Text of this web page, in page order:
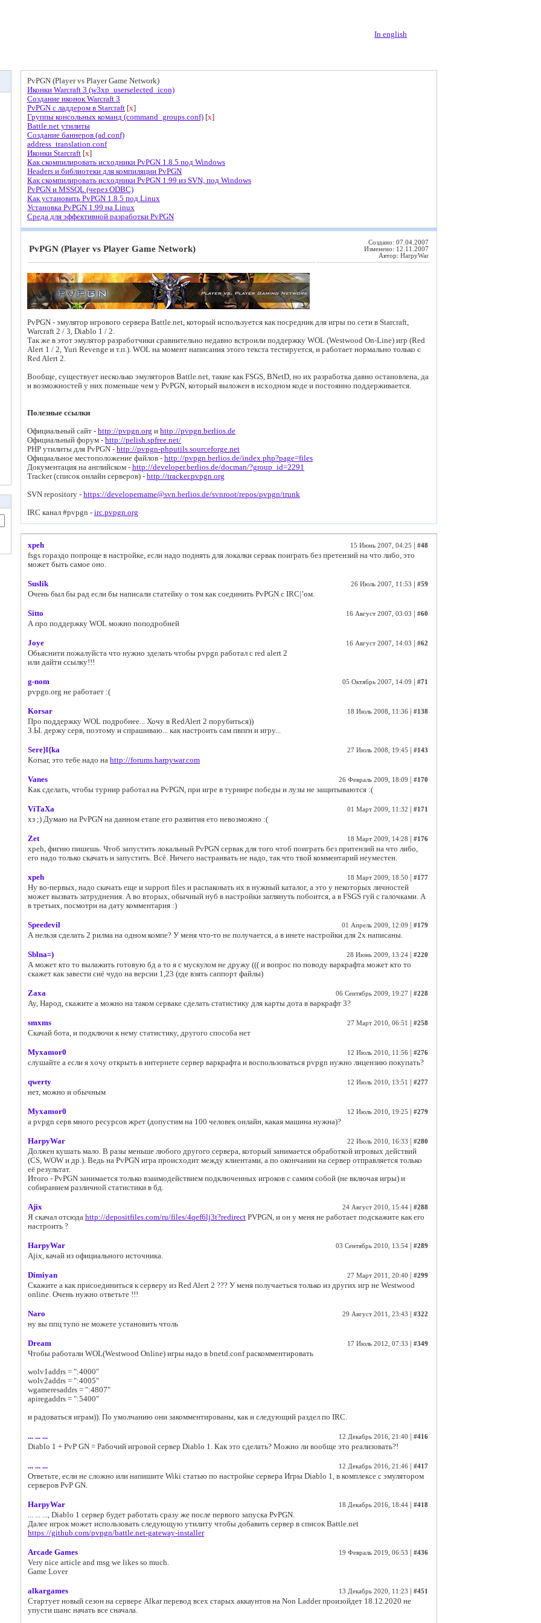
In english
PvPGN (Player vs Player Game Network)
Иконки Warcraft 3 (w3xp_userselected_icon)
Создание иконок Warcraft 3
PvPGN c ладдером в Starcraft [x]
Группы консольных команд (command_groups.conf) [x]
Battle.net утилиты
Создание баннеров (ad.conf)
address_translation.conf
Иконки Starcraft [x]
Как скомпилировать исходники PvPGN 1.8.5 под Windows
Headers и библиотеки для компиляции PvPGN
Как скомпилировать исходники PvPGN 1.99 из SVN, под Windows
PvPGN и MSSQL (через ODBC)
Как установить PvPGN 1.8.5 под Linux
Установка PvPGN 1.99 на Linux
Среда для эффективной разработки PvPGN
PvPGN (Player vs Player Game Network)
Создано: 07.04.2007
Изменено: 12.11.2007
Автор: HarpyWar
PvPGN - эмулятор игрового сервера Battle.net, который используется как посредник для игры по сети в Starcraft,
Warcraft 2 / 3, Diablo 1 / 2.
Так же в этот эмулятор разработчики сравнительно недавно встроили поддержку WOL (Westwood On-Line) игр (Red
Alert 1 / 2, Yuri Revenge и т.п.). WOL на момент написания этого текста тестируется, и работает нормально только с
Red Alert 2.
Вообще, существует несколько эмуляторов Battle.net, такие как FSGS, BNetD, но их разработка давно остановлена, да
и возможностей у них поменьше чем у PvPGN, который выложен в исходном коде и постоянно поддерживается.
Полезные ссылки
Официальный сайт - http://pvpgn.org и http://pvpgn.berlios.de
Официальный форум - http://pelish.spfree.net/
PHP утилиты для PvPGN - http://pvpgn-phputils.sourceforge.net
Официальное местоположение файлов - http://pvpgn.berlios.de/index.php?page=files
Документация на английском - http://developer.berlios.de/docman/?group_id=2291
Tracker (список онлайн серверов) - http://tracker.pvpgn.org
SVN repository - https://developername@svn.berlios.de/svnroot/repos/pvpgn/trunk
IRC канал #pvpgn - irc.pvpgn.org
xpeh 15 Июнь 2007, 04:25 #48
fsgs гораздо попроще в настройке, если надо поднять для локалки сервак поиграть без претензий на что либо, это
может быть самое оно.
Suslik 26 Июль 2007, 11:53 #59
Очень был бы рад если бы написали статейку о том как соединить PvPGN с IRC|’ом.
Sitto 16 Август 2007, 03:03 #60
А про поддержку WOL можно поподробней
Joye 16 Август 2007, 14:03 #62
Обьяснити пожалуйста что нужно зделать чтобы pvpgn работал с red alert 2
или дайти ссылку!!!
g-nom 05 Октябрь 2007, 14:09 #71
pvpgn.org не работает :(
Korsar 18 Июль 2008, 11:36 #138
Про поддержку WOL подробнее... Хочу в RedAlert 2 порубиться))
З.Ы. держу серв, поэтому и спрашиваю... как настроить сам пвпгн и игру...
Sere}l{ka 27 Июль 2008, 19:45 #143
Korsar, это тебе надо на http://forums.harpywar.com
Vanes 26 Февраль 2009, 18:09 #170
Как сделать, чтобы турнир работал на PvPGN, при игре в турнире победы и лузы не защитываются :(
ViTaXa 01 Март 2009, 11:32 #171
хз ;) Думаю на PvPGN на данном етапе его развития ето невозможно :(
Zet 18 Март 2009, 14:28 #176
xpeh, фигню пишешь. Чтоб запустить локальный PvPGN сервак для того чтоб поиграть без притензий на что либо,
его надо только скачать и запустить. Всё. Ничего настраивать не надо, так что твой комментарий неуместен.
xpeh 18 Март 2009, 18:50 #177
Ну во-первых, надо скачать еще и support files и распаковать их в нужный каталог, а это у некоторых личностей
может вызвать затруднения. А во вторых, обычный нуб в настройки заглянуть побоится, а в FSGS гуй с галочками. А
в третьих, посмотри на дату комментария :)
Speedevil 01 Апрель 2009, 12:09 #179
А нельзя сделать 2 рилма на одном компе? У меня что-то не получается, а в инете настройки для 2х написаны.
Sblna=) 28 Июнь 2009, 13:24 #220
А может кто то вылажить готовую бд а то я с мускулом не дружу ((( и вопрос по поводу варкрафта может кто то
скажет как завести сиё чудо на версии 1,23 (где взять саппорт файлы)
Zaxa 06 Сентябрь 2009, 19:27 #228
Ау, Народ, скажите а можно на таком серваке сделать статистику для карты дота в варкрафт 3?
smxms 27 Март 2010, 06:51 #258
Скачай бота, и подключи к нему статистику, другого способа нет
Myxamor0 12 Июль 2010, 11:56 #276
слушайте а если я хочу открыть в интернете сервер варкрафта и воспользоваться pvpgn нужно лицензию покупать?
qwerty 12 Июль 2010, 13:51 #277
нет, можно и обычным
Myxamor0 12 Июль 2010, 19:25 #279
а pvpgn серв много ресурсов жрет (допустим на 100 человек онлайн, какая машина нужна)?
HarpyWar 22 Июль 2010, 16:33 #280
Должен кушать мало. В разы меньше любого другого сервера, который занимается обработкой игровых действий
(CS, WOW и др.). Ведь на PvPGN игра происходит между клиентами, а по окончании на сервер отправляется только
её результат.
Итого - PvPGN занимается только взаимодействием подключенных игроков с самим собой (не включая игры) и
собиранием различной статистики в бд.
Ajix 24 Август 2010, 15:44 #288
Я скачал отсюда http://depositfiles.com/ru/files/4qef6lj3t?redirect PVPGN, и он у меня не работает подскажите как его
настроить ?
HarpyWar 03 Сентябрь 2010, 13:54 #289
Ajix, качай из официального источника.
Dimiyan 27 Март 2011, 20:40 #299
Скажите а как присоединиться к серверу из Red Alert 2 ??? У меня получаеться только из других игр не Westwood
online. Очень нужно ответьте !!!
Naro 29 Август 2011, 23:43 #322
ну вы ппц тупо не можете установить чтоль
Dream 17 Июль 2012, 07:33 #349
Чтобы работали WOL(Westwood Online) игры надо в bnetd.conf раскомментировать
wolv1addrs = ":4000"
wolv2addrs = ":4005"
wgameresaddrs = ":4807"
apiregaddrs = ":5400"
и радоваться играм)). По умолчанию они закомментированы, как и следующий раздел по IRC.
... ... ... 12 Декабрь 2016, 21:40 #416
Diablo 1 + PvP GN = Рабочий игровой сервер Diablo 1. Как это сделать? Можно ли вообще это реализовать?!
... ... ... 12 Декабрь 2016, 21:46 #417
Ответьте, если не сложно или напишите Wiki статью по настройке сервера Игры Diablo 1, в комплексе с эмулятором
серверов PvP GN.
HarpyWar 18 Декабрь 2016, 18:44 #418
... ... ..., Diablo 1 сервер будет работать сразу же после первого запуска PvPGN.
Далее игрок может использовать следующую утилиту чтобы добавить сервер в список Battle.net
https://github.com/pvpgn/battle.net-gateway-installer
Arcade Games 19 Февраль 2019, 06:53 #436
Very nice article and msg we likes so much.
Game Lover
alkargames 13 Декабрь 2020, 11:23 #451
Стартует новый сезон на сервере Alkar перевод всех старых аккаунтов на Non Ladder произойдет 18.12.2020 не
упусти шанс начать все сначала.